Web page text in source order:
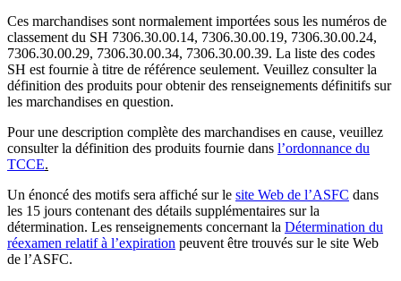
Ces marchandises sont normalement importées sous les numéros de
classement du SH 7306.30.00.14, 7306.30.00.19, 7306.30.00.24,
7306.30.00.29, 7306.30.00.34, 7306.30.00.39. La liste des codes
SH est fournie à titre de référence seulement. Veuillez consulter la
définition des produits pour obtenir des renseignements définitifs sur
les marchandises en question.
Pour une description complète des marchandises en cause, veuillez
consulter la définition des produits fournie dans l’ordonnance du
TCCE.
Un énoncé des motifs sera affiché sur le site Web de l’ASFC dans
les 15 jours contenant des détails supplémentaires sur la
détermination. Les renseignements concernant la Détermination du
réexamen relatif à l’expiration peuvent être trouvés sur le site Web
de l’ASFC.